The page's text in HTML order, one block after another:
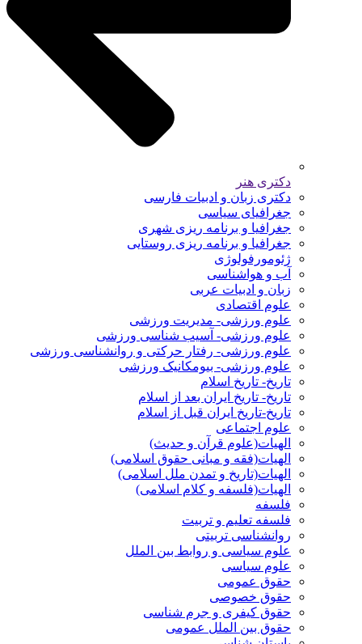
دکتری هنر
دکتری زبان و ادبیات فارسی
جغرافیای سیاسی
جغرافیا و برنامه ریزی شهری
جغرافیا و برنامه ریزی روستایی
ژئومورفولوژی
آب و هواشناسی
زبان و ادبیات عربی
علوم اقتصادی
علوم ورزشی- مدیریت ورزشی
علوم ورزشی- آسیب شناسی ورزشی
علوم ورزشی- رفتار حرکتی و روانشناسی ورزشی
علوم ورزشی- بیومکانیک ورزشی
تاریخ- تاریخ اسلام
تاریخ- تاریخ ایران بعد از اسلام
تاریخ-تاریخ ایران قبل از اسلام
علوم اجتماعی
الهیات(علوم قرآن و حدیث)
الهیات(فقه و مبانی حقوق اسلامی)
الهیات(تاریخ و تمدن ملل اسلامی)
الهیات(فلسفه و کلام اسلامی)
فلسفه
فلسفه تعلیم و تربیت
روانشناسی تربیتی
علوم سیاسی و روابط بین الملل
علوم سیاسی
حقوق عمومی
حقوق خصوصی
حقوق کیفری و جرم شناسی
حقوق بین الملل عمومی